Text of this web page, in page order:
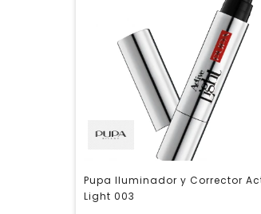
Pupa Iluminador y Corrector
Light 003